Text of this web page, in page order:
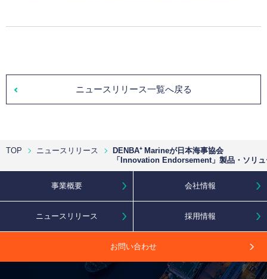
ニュースリリース一覧へ戻る
TOP ニュースリリース
DENBA⁺ Marineが日本海事協会
「Innovation Endorsement」製品・ソリ
事業概要 会社情報
ニュースリリース 採用情報
お問い合わせ